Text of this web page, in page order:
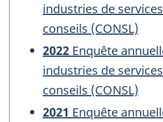
industries de
conseils (CONSL)
2022 Enquête
industries de
conseils (CONSL)
2021 Enquête